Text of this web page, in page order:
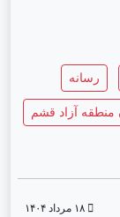
رسانه
منطقه آزاد قشم